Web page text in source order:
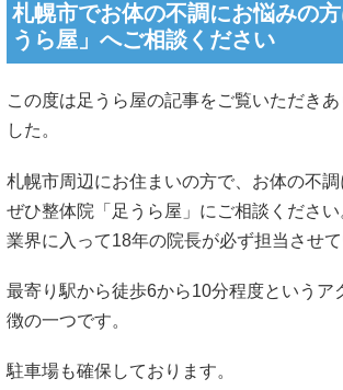
札幌市でお体の不調にお悩みの
うら屋」へご相談ください
この度は足うら屋の記事をご覧いただき
した。
札幌市周辺にお住まいの方で、お体の不調
ぜひ整体院「足うら屋」にご相談くださ
業界に入って18年の院長が必ず担当させ
最寄り駅から徒歩6から10分程度というア
徴の一つです。
駐車場も確保しております。